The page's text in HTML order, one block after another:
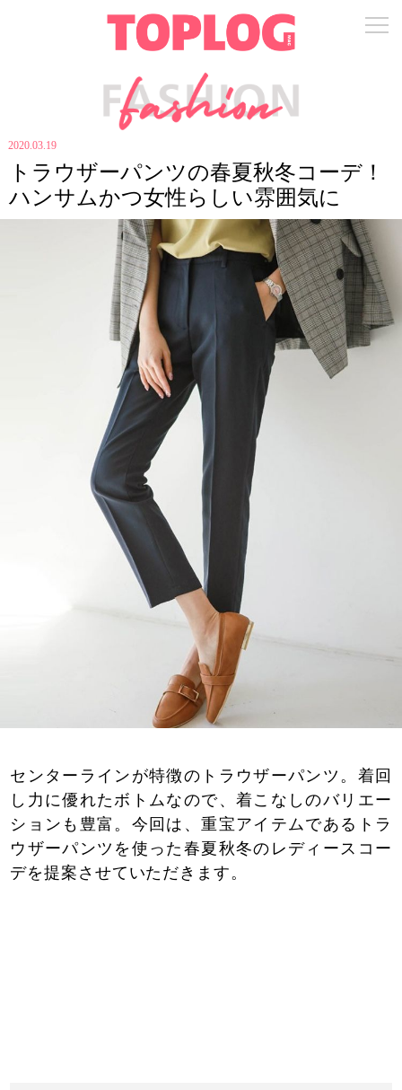
2020.03.19
トラウザーパンツの春夏秋冬コーデ！
ハンサムかつ女性らしい雰囲気に
センターラインが特徴のトラウザーパンツ。着回
し力に優れたボトムなので、着こなしのバリエー
ションも豊富。今回は、重宝アイテムであるトラ
ウザーパンツを使った春夏秋冬のレディースコー
デを提案させていただきます。